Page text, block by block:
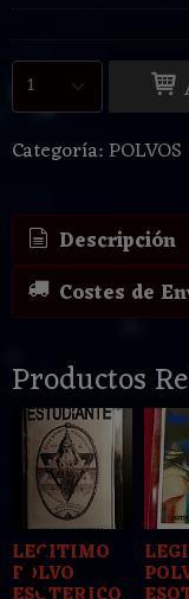
Categoría:
Descripción
Costes de
Productos
LEGITIMO
POLVO